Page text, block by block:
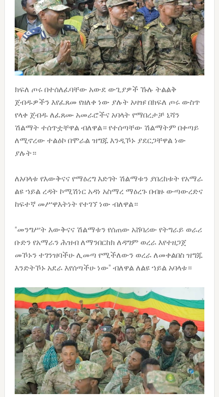
ክፍለ ጦሩ በተሰለፈባቸው አውደ ውጊያዎች ኹሉ ትልልቅ
ጀብዱዎችን እየፈጸመ የዘለቀ ነው ያሉት አዛዡ በክፍለ ጦሩ ውስጥ
የላቀ ጀብዱ ለፈጸሙ አመራሮችና አባላት የማበረታቻ ኒሻን
ሽልማት ተሰጥቷቸዋል ብለዋል። የተሰጣቸው ሽልማትም በቀጣይ
ለሚኖረው ተልዕኮ በሞራል ዝግጁ እንዲኾኑ ያደርጋቸዋል ነው
ያሉት።
ለአባላቱ የእውቅናና የማዕረግ እድገት ሽልማቱን ያበረከቱት የአማራ
ልዩ ኀይል ረዳት ኮሚሽነር አዳነ አስማረ ማዕረጉ በብዙ ውጣውረድና
ከፍተኛ መሥዋእትነት የተገኘ ነው ብለዋል።
“መንግሥት እውቅናና ሽልማቱን የሰጠው አሸባሪው የትግራይ ወራሪ
ቡድን የአማራን ሕዝብ ለማንበርከክ ለዳግም ወረራ እየተዘጋጀ
መኾኑን ተገንዝባችሁ ሊመጣ የሚችለውን ወረራ ለመቀልበስ ዝግጁ
እንድትኾኑ አደራ እየሰጣችሁ ነው” ብለዋል ለልዩ ኀይል አባላቱ።